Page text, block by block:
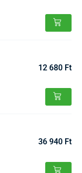
12 680 Ft
36 940 Ft